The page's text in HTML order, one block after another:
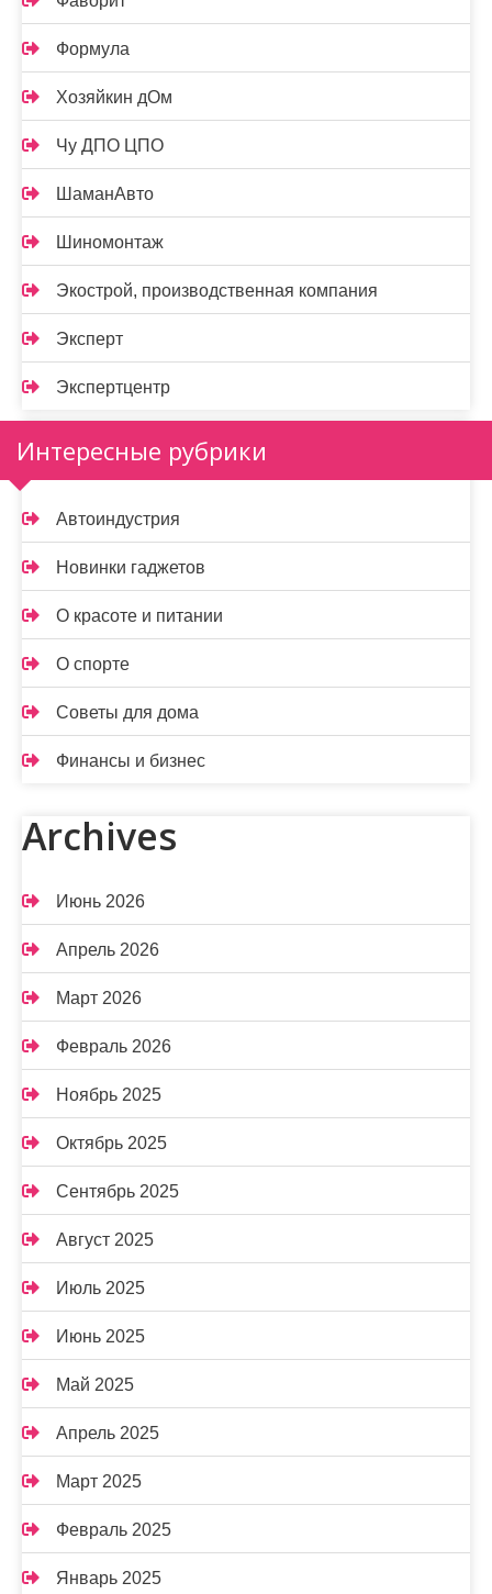
Формула
Хозяйкин дОм
Чу ДПО ЦПО
ШаманАвто
Шиномонтаж
Экострой, производственная компания
Эксперт
Экспертцентр
Интересные рубрики
Автоиндустрия
Новинки гаджетов
О красоте и питании
О спорте
Советы для дома
Финансы и бизнес
Archives
Июнь 2026
Апрель 2026
Март 2026
Февраль 2026
Ноябрь 2025
Октябрь 2025
Сентябрь 2025
Август 2025
Июль 2025
Июнь 2025
Май 2025
Апрель 2025
Март 2025
Февраль 2025
Январь 2025